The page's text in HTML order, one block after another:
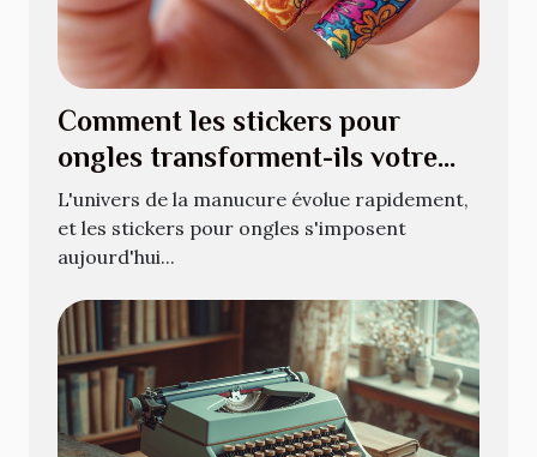
Comment les stickers pour
ongles transforment-ils votre
manucure quotidienne ?
L'univers de la manucure évolue rapidement,
et les stickers pour ongles s'imposent
aujourd'hui...